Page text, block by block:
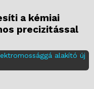
a kémiai
precizitással